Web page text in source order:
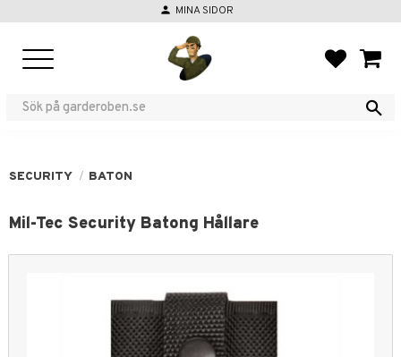
person MINA SIDOR
SECURITY BATON
Mil-Tec Security Batong Hållare